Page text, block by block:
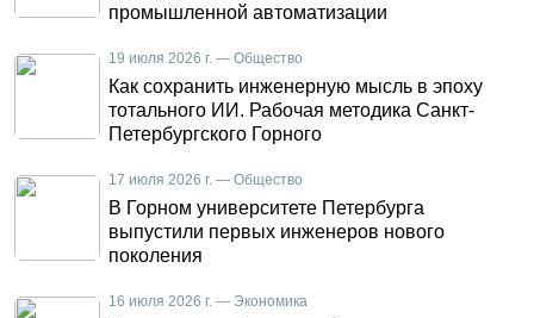
промышленной автоматизации
19 июля 2026 г. — Общество
Как сохранить инженерную мысль в эпоху
тотального ИИ. Рабочая методика Санкт-
Петербургского Горного
17 июля 2026 г. — Общество
В Горном университете Петербурга
выпустили первых инженеров нового
поколения
16 июля 2026 г. — Экономика